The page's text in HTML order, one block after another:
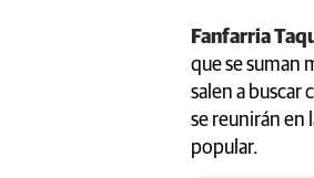
Fanfarria
que se suman
salen a buscar
se reunirán en
popular.